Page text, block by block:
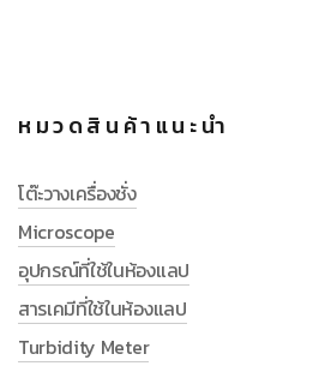
หมวดสินค้าแนะนำ
โต๊ะวางเครื่องชั่ง
Microscope
อุปกรณ์ที่ใช้ในห้องแลป
สารเคมีที่ใช้ในห้องแลป
Turbidity Meter